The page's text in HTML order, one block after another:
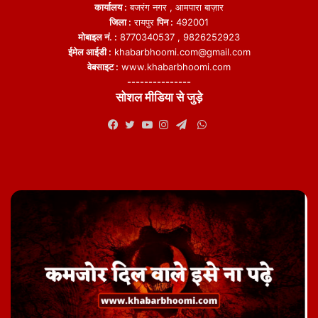
मामले के सिलसिले में अब तक तीन लोगों को गिरफ्तार किया जा चुका था। राज्य
सरकार ने घटना की तहकीकात के लिए एक विशेष जांच दल (SIT) का गठन किया
featured
कार्यालय : बजरंग नगर , आमपारा बाज़ार
जिला : रायपुरपिन : 492001
मोबाइल नं. : 8770340537 , 9826252923
ईमेल आईडी : khabarbhoomi.com@gmail.com
वेबसाइट : www.khabarbhoomi.com
---------------
सोशल मीडिया से जुड़े
WhatsApp